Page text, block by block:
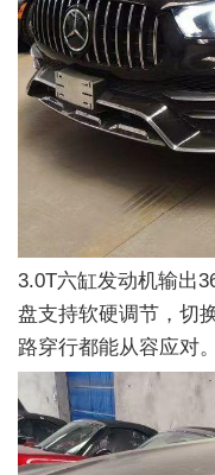
3.0T六缸发动机输出
盘支持软硬调节，切
路穿行都能从容应对。